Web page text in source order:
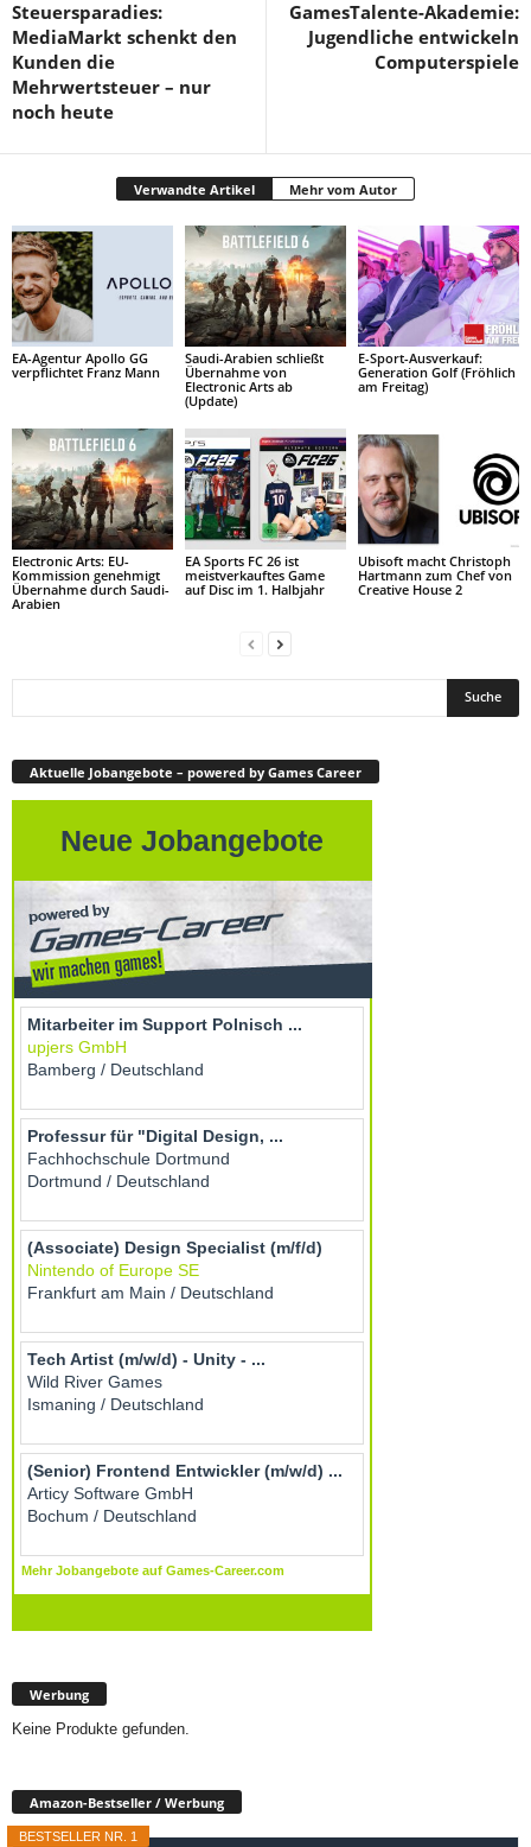
Steuersparadies:
MediaMarkt schenkt den
Kunden die
Mehrwertsteuer – nur
noch heute
GamesTalente-Akademie:
Jugendliche entwickeln
Computerspiele
Verwandte Artikel Mehr vom Autor
EA-Agentur Apollo GG
verpflichtet Franz Mann
Saudi-Arabien schließt
Übernahme von
Electronic Arts ab
(Update)
E-Sport-Ausverkauf:
Generation Golf (Fröhlich
am Freitag)
Electronic Arts: EU-
Kommission genehmigt
Übernahme durch Saudi-
Arabien
EA Sports FC 26 ist
meistverkauftes Game
auf Disc im 1. Halbjahr
Ubisoft macht Christoph
Hartmann zum Chef von
Creative House 2
Aktuelle Jobangebote – powered by Games Career
Werbung
Keine Produkte gefunden.
Amazon-Bestseller / Werbung
BESTSELLER NR. 1